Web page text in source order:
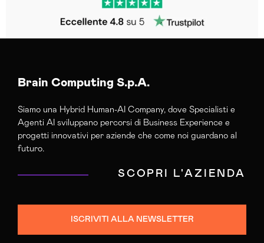
Brain Computing S.p.A.
Siamo una Hybrid Human-AI Company, dove Specialisti e
Agenti AI sviluppano percorsi di Business Experience e
progetti innovativi per aziende che come noi guardano al
futuro.
SCOPRI L'AZIENDA
ISCRIVITI ALLA NEWSLETTER